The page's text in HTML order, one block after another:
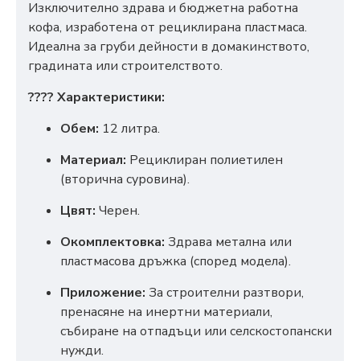
Изключително здрава и бюджетна работна
кофа, изработена от рециклирана пластмаса.
Идеална за груби дейности в домакинството,
градината или строителството.
???? Характеристики:
Обем: 12 литра.
Материал: Рециклиран полиетилен
(вторична суровина).
Цвят: Черен.
Окомплектовка: Здрава метална или
пластмасова дръжка (според модела).
Приложение: За строителни разтвори,
пренасяне на инертни материали,
събиране на отпадъци или селскостопански
нужди.